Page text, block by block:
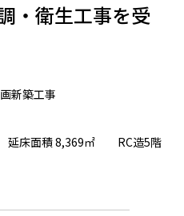
・衛生工事を受
新築工事
床面積 8,369㎡ RC造5階